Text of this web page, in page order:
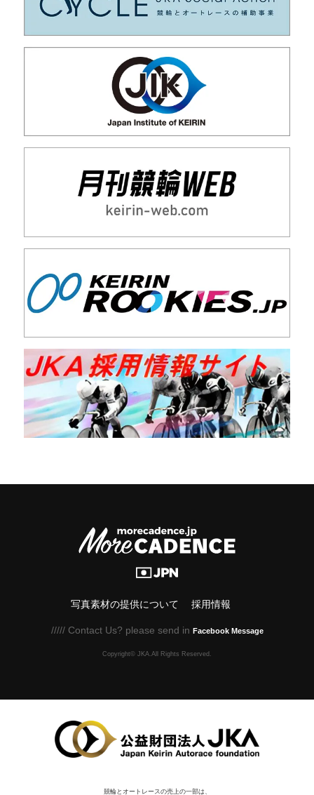
写真素材の提供について 採用情報
///// Contact Us? please send in Facebook Message
Copyright© JKA.All Rights Reserved.
競輪とオートレースの売上の一部は、